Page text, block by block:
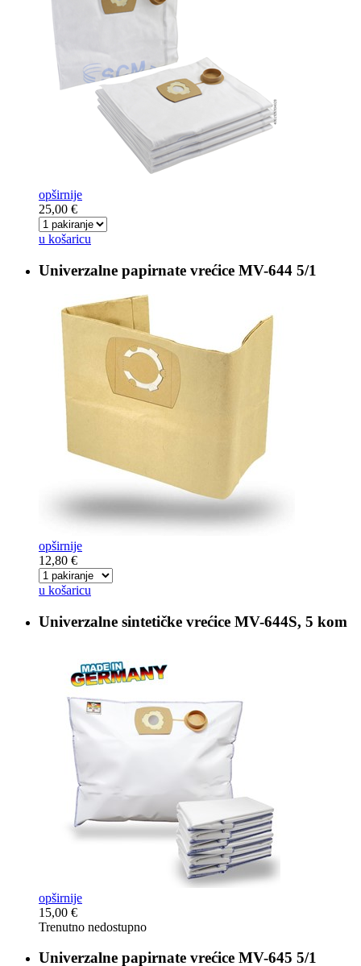
opširnije
25,00 €
u košaricu
Univerzalne papirnate vrećice MV-644 5/1
opširnije
12,80 €
u košaricu
Univerzalne sintetičke vrećice MV-644S, 5 kom
opširnije
15,00 €
Trenutno nedostupno
Univerzalne papirnate vrećice MV-645 5/1